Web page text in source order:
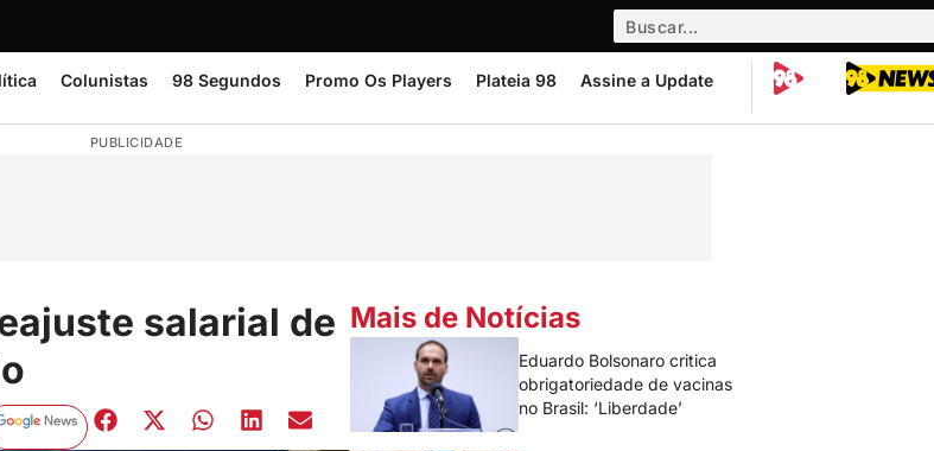
Colunistas 98 Segundos Promo Os Players Plateia 98 Assine a Update
PUBLICIDADE
salarial de Mais de Notícias
Eduardo Bolsonaro critica
obrigatoriedade de vacinas
no Brasil: ‘Liberdade’